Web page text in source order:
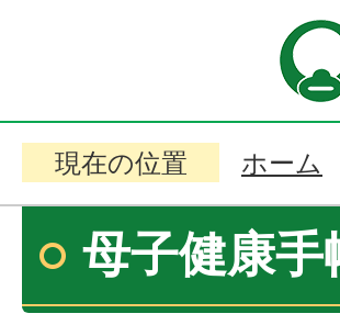
現在の位置 ホーム
母子健康手